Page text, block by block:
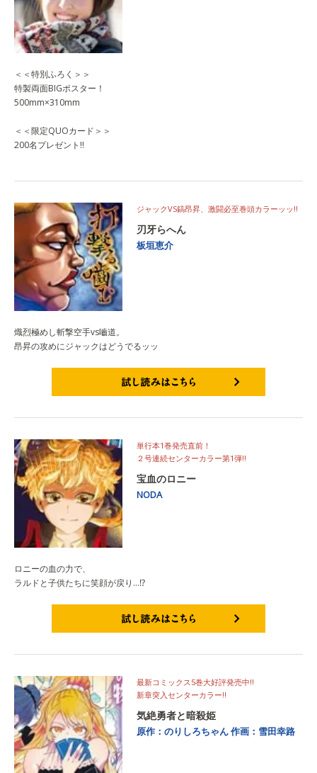
＜＜特別ふろく＞＞
特製両面BIGポスター！
500mm×310mm
＜＜限定QUOカード＞＞
200名プレゼント!!
ジャックVS鎬昂昇、激闘必至巻頭カラーッッ‼
刃牙らへん
板垣恵介
熾烈極めし斬撃空手vs嚙道。
昂昇の攻めにジャックはどうでるッッ
単行本1巻発売直前！
２号連続センターカラー第1弾‼︎
宝血のロニー
NODA
ロニーの血の力で、
ラルドと子供たちに笑顔が戻り…⁉
最新コミックス5巻大好評発売中!!
新章突入センターカラー!!
気絶勇者と暗殺姫
原作：のりしろちゃん作画：雪田幸路